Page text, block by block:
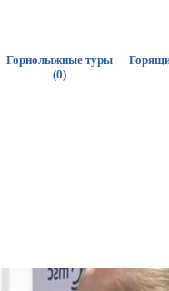
Горнолыжные туры
(0)